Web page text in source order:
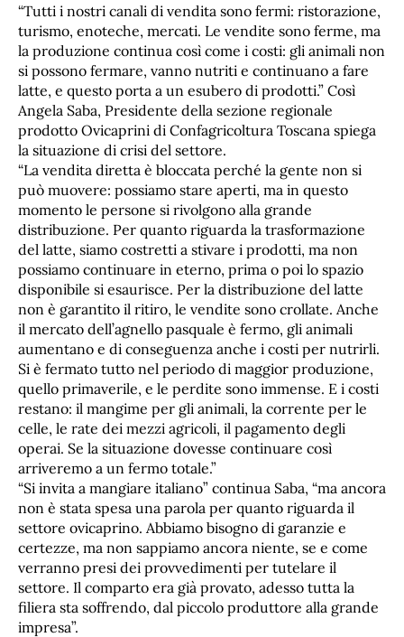
“Tutti i nostri canali di vendita sono fermi: ristorazione,
turismo, enoteche, mercati. Le vendite sono ferme, ma
la produzione continua così come i costi: gli animali non
si possono fermare, vanno nutriti e continuano a fare
latte, e questo porta a un esubero di prodotti.” Così
Angela Saba, Presidente della sezione regionale
prodotto Ovicaprini di Confagricoltura Toscana spiega
la situazione di crisi del settore.
“La vendita diretta è bloccata perché la gente non si
può muovere: possiamo stare aperti, ma in questo
momento le persone si rivolgono alla grande
distribuzione. Per quanto riguarda la trasformazione
del latte, siamo costretti a stivare i prodotti, ma non
possiamo continuare in eterno, prima o poi lo spazio
disponibile si esaurisce. Per la distribuzione del latte
non è garantito il ritiro, le vendite sono crollate. Anche
il mercato dell’agnello pasquale è fermo, gli animali
aumentano e di conseguenza anche i costi per nutrirli.
Si è fermato tutto nel periodo di maggior produzione,
quello primaverile, e le perdite sono immense. E i costi
restano: il mangime per gli animali, la corrente per le
celle, le rate dei mezzi agricoli, il pagamento degli
operai. Se la situazione dovesse continuare così
arriveremo a un fermo totale.”
“Si invita a mangiare italiano” continua Saba, “ma ancora
non è stata spesa una parola per quanto riguarda il
settore ovicaprino. Abbiamo bisogno di garanzie e
certezze, ma non sappiamo ancora niente, se e come
verranno presi dei provvedimenti per tutelare il
settore. Il comparto era già provato, adesso tutta la
filiera sta soffrendo, dal piccolo produttore alla grande
impresa”.